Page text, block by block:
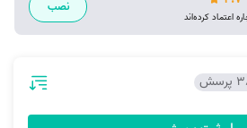
جمله تیم‌های "موتورسازی سیار شبانه‌روزی"
نصب